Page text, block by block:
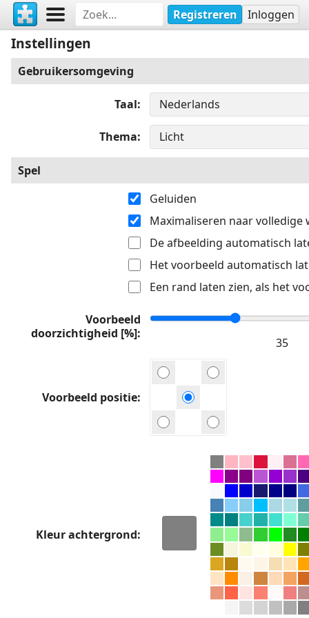
Registreren Inloggen
Instellingen
Gebruikersomgeving
Taal
Thema
Spel
Geluiden
Maximaliseren naar volledige
De afbeelding automatisch
Het voorbeeld automatisch
Een rand laten zien, als het
Voorbeeld
doorzichtigheid [%]
Voorbeeld positie
Kleur achtergrond